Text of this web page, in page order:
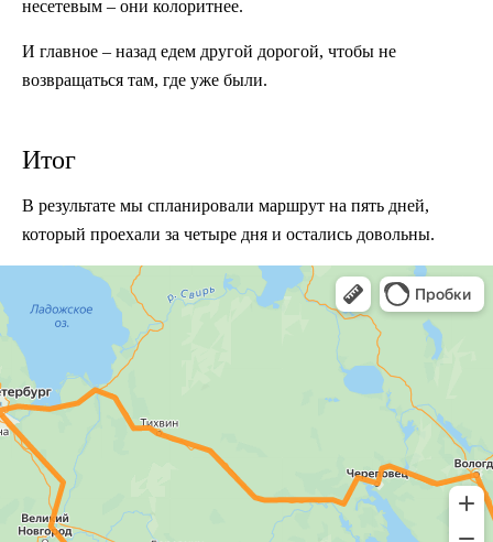
несетевым – они колоритнее.
И главное – назад едем другой дорогой, чтобы не
возвращаться там, где уже были.
Итог
В результате мы спланировали маршрут на пять дней,
который проехали за четыре дня и остались довольны.